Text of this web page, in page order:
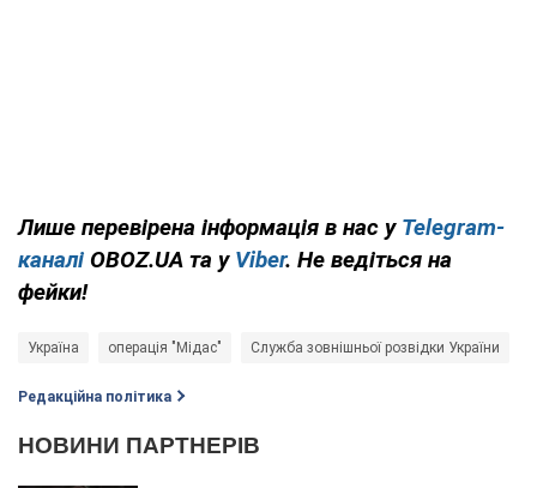
Лише перевірена інформація в нас у Telegram-
каналі OBOZ.UA та у Viber. Не ведіться на
фейки!
Україна операція "Мідас" Служба зовнішньої розвідки України
Редакційна політика